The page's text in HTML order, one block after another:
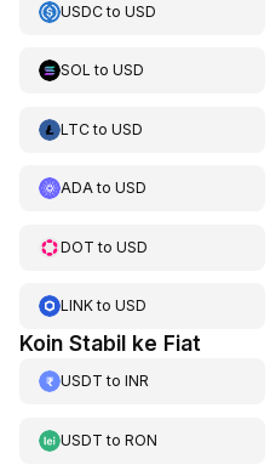
USDCto USD
SOL to USD
LTCto USD
ADAto USD
DOT to USD
LINKto USD
Koin Stabil ke Fiat
USDT to INR
USDT to RON